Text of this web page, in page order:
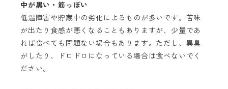
中が黒い・筋っぽい
低温障害や貯蔵中の劣化によるものが多いです。苦味
が出たり食感が悪くなることもありますが、少量であ
れば食べても問題ない場合もあります。ただし、異臭
がしたり、ドロドロになっている場合は食べないでく
ださい。